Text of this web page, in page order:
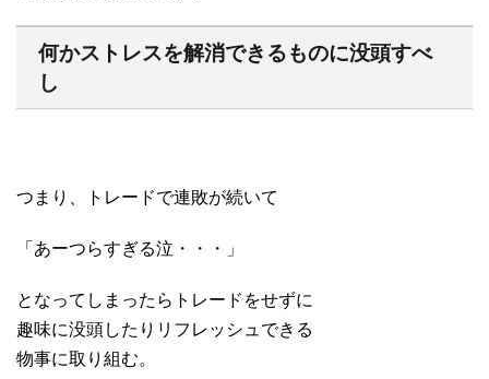
何かストレスを解消できるものに没頭すべ
し
つまり、トレードで連敗が続いて
「あーつらすぎる泣・・・」
となってしまったらトレードをせずに
趣味に没頭したりリフレッシュできる
物事に取り組む。